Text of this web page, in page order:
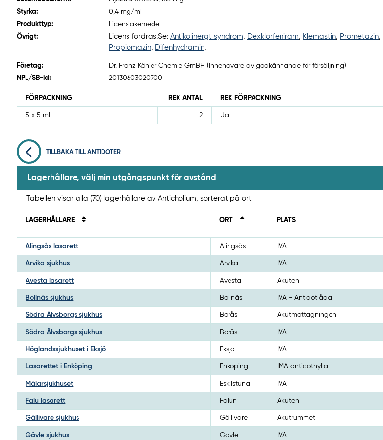
Styrka:
0,4 mg/ml
Produkttyp:
Licensläkemedel
Övrigt:
Licens fordras.Se: Antikolinergt syndrom, Dexklorfeniram, Klemastin, Prometazin,
Propiomazin, Difenhydramin,
Företag:
Dr. Franz Köhler Chemie GmBH (Innehavare av godkännande för försäljning)
NPL/SB-id:
20130603020700
FÖRPACKNING REK ANTAL REK FÖRPACKNING
5 x 5 ml 2 Ja
TILLBAKA TILL ANTIDOTER
Lagerhållare, välj min utgångspunkt för avstånd
Tabellen visar alla (70) lagerhållare av Anticholium, sorterat på ort
LAGERHÅLLARE ORT PLATS
Alingsås lasarett Alingsås IVA
Arvika sjukhus Arvika IVA
Avesta lasarett Avesta Akuten
Bollnäs sjukhus Bollnäs IVA - Antidotlåda
Södra Älvsborgs sjukhus Borås Akutmottagningen
Södra Älvsborgs sjukhus Borås IVA
Höglandssjukhuset i Eksjö Eksjö IVA
Lasarettet i Enköping Enköping IMA antidothylla
Mälarsjukhuset Eskilstuna IVA
Falu lasarett Falun Akuten
Gällivare sjukhus Gällivare Akutrummet
Gävle sjukhus Gävle IVA